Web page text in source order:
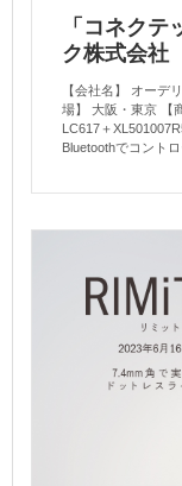
「コネク
ク株式会社
【会社名】 オーデ
場】 大阪・東京 【
LC617＋
Bluetoothでコントロ